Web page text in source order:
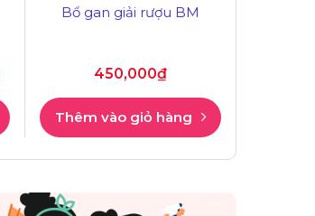
Bổ gan giải rượu BM
450,000₫
Thêm vào giỏ hàng